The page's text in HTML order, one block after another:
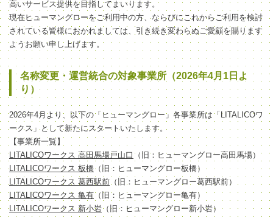
高いサービス提供を目指してまいります。
現在ヒューマングローをご利用中の方、ならびにこれからご利用を検討
されている皆様におかれましては、引き続き変わらぬご愛顧を賜ります
ようお願い申し上げます。
名称変更・運営統合の対象事業所（2026年4月1日よ
り）
2026年4月より、以下の「ヒューマングロー」各事業所は「LITALICOワ
ークス」として新たにスタートいたします。
【事業所一覧】
LITALICOワークス 高田馬場戸山口 （旧：ヒューマングロー高田馬場）
LITALICOワークス 板橋（旧：ヒューマングロー板橋）
LITALICOワークス 葛西駅前 （旧：ヒューマングロー葛西駅前）
LITALICOワークス 亀有（旧：ヒューマングロー亀有）
LITALICOワークス 新小岩（旧：ヒューマングロー新小岩）